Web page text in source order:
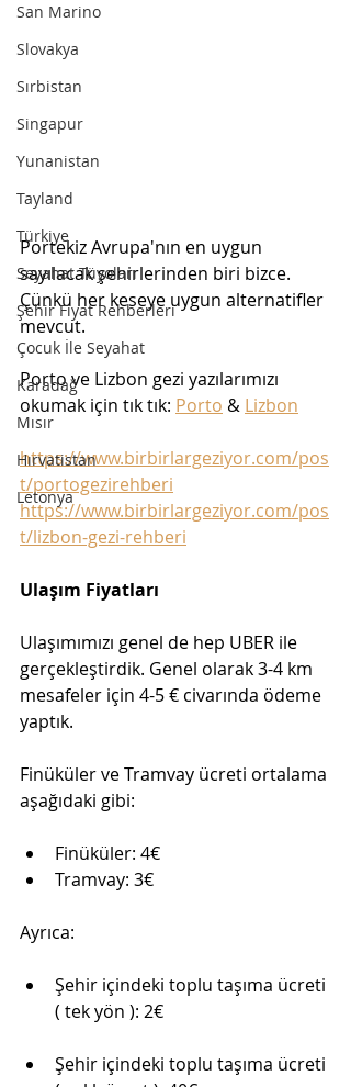
San Marino
Slovakya
Sırbistan
Singapur
Yunanistan
Tayland
Türkiye
Seyahat Tüyoları
Şehir Fiyat Rehberleri
Çocuk İle Seyahat
Karadağ
Mısır
Hırvatistan
Letonya
Portekiz Avrupa'nın en uygun
sayılacak şehirlerinden biri bizce.
Çünkü her keseye uygun alternatifler
mevcut.
Porto ve Lizbon gezi yazılarımızı
okumak için tık tık: Porto & Lizbon
https://www.birbirlargeziyor.com/pos
t/portogezirehberi
https://www.birbirlargeziyor.com/pos
t/lizbon-gezi-rehberi
Ulaşım Fiyatları
Ulaşımımızı genel de hep UBER ile
gerçekleştirdik. Genel olarak 3-4 km
mesafeler için 4-5 € civarında ödeme
yaptık.
Finüküler ve Tramvay ücreti ortalama
aşağıdaki gibi:
Finüküler: 4€
Tramvay: 3€
Ayrıca:
Şehir içindeki toplu taşıma ücreti
( tek yön ): 2€
Şehir içindeki toplu taşıma ücreti